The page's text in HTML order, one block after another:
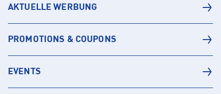
AKTUELLE WERBUNG
PROMOTIONS & COUPONS
EVENTS